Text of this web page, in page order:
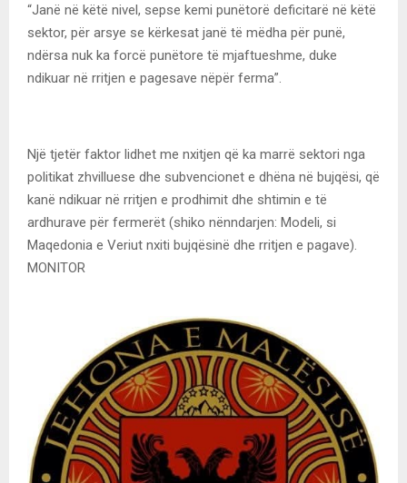
“Janë në këtë nivel, sepse kemi punëtorë deficitarë në këtë
sektor, për arsye se kërkesat janë të mëdha për punë,
ndërsa nuk ka forcë punëtore të mjaftueshme, duke
ndikuar në rritjen e pagesave nëpër ferma”.
Një tjetër faktor lidhet me nxitjen që ka marrë sektori nga
politikat zhvilluese dhe subvencionet e dhëna në bujqësi, që
kanë ndikuar në rritjen e prodhimit dhe shtimin e të
ardhurave për fermerët (shiko nënndarjen: Modeli, si
Maqedonia e Veriut nxiti bujqësinë dhe rritjen e pagave).
MONITOR